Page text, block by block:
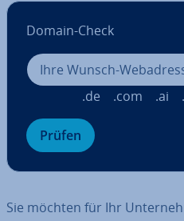
Domain-Check
.de .com .ai
Prüfen
Sie möchten für Ihr